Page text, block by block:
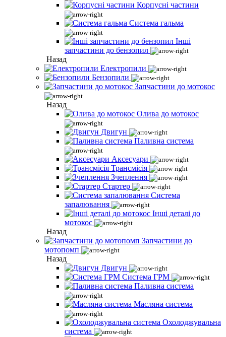
Корпусні частини
Система гальма
Інші
запчастини до бензопил
Назад
Електропили
Бензопили
Запчастини до мотокос
Назад
Олива до мотокос
Двигун
Паливна система
Аксесуари
Трансмісія
Зчеплення
Стартер
Система
запалювання
Інші деталі до
мотокос
Назад
Запчастини до
мотопомп
Назад
Двигун
Система ГРМ
Паливна система
Масляна система
Охолоджувальна
система